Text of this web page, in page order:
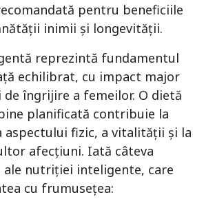
pentru beneficiile
inimii și longevității.
reprezintă fundamentul
echilibrat, cu impact major
îngrijire a femeilor. O dietă
planificată contribuie la
fizic, a vitalității și la
afecțiuni. Iată câteva
ale nutriției inteligente, care
cu frumusețea: